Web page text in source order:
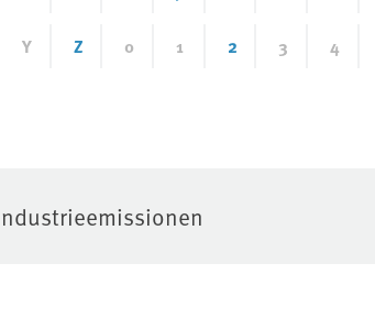
Y Z 0 1 2 3 4